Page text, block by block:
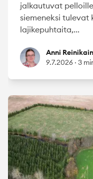
jalkautuvat
siemeneksi
lajikepuhtaita,...
Anni Reinikainen
Anni
9.7.2026 · 3